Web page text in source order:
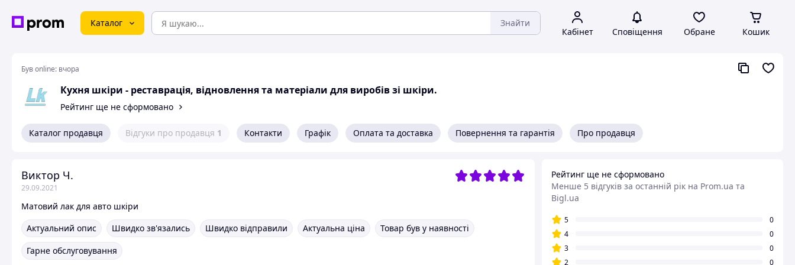
Каталог Знайти
Кабінет Сповіщення Обране Кошик
Був online: вчора
Кухня шкіри - реставрація, відновлення та матеріали для виробів зі шкіри.
Рейтинг ще не сформовано
Каталог продавця Відгуки про продавця 1 Контакти Графік Оплата та доставка Повернення та гарантія Про продавця
Виктор Ч.
29.09.2021
Матовий лак для авто шкіри
Актуальний опис
Швидко зв'язались Швидко відправили Актуальна ціна
Товар був у наявності
Гарне обслуговування
Рейтинг ще не сформовано
Менше 5 відгуків за останній рік на Prom.ua та
Bigl.ua
5
0
4
0
3
0
2
0